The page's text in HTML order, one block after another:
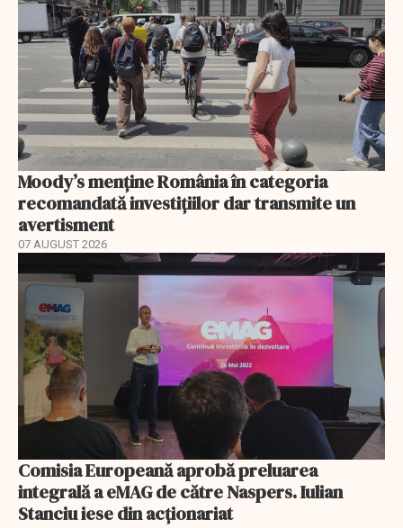
Moody’s menține România în categoria
recomandată investițiilor dar transmite un
avertisment
07 AUGUST 2026
Comisia Europeană aprobă preluarea
integrală a eMAG de către Naspers. Iulian
Stanciu iese din acționariat